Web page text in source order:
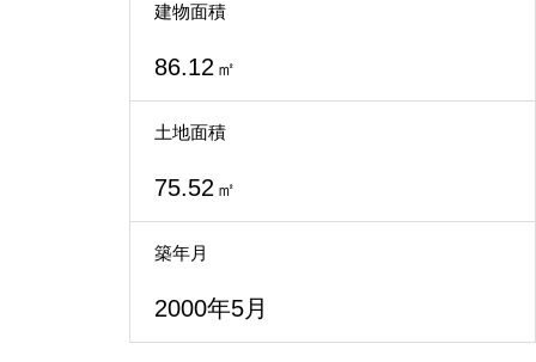
建物面積
86.12 ㎡
土地面積
75.52 ㎡
築年月
2000年5月